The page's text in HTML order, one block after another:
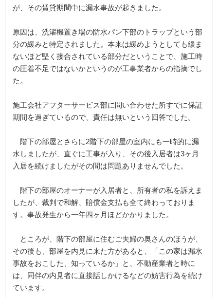
が、その賃貸期間中に漏水事故が起きました。
原因は、洗濯機置き場の防水パン下部のトラップという部
分の緩みと特定されました。本来は緩めようとしても緩ま
ないほど堅く接合されている部分だということで、施工時
の圧着不足ではないかというのが工事業者からの指摘でし
た。
施工会社アフターサービス部に問い合わせた所すでに保証
期間を過ぎているので、責任は無いという回答でした。
階下の部屋とさらに2階下の部屋の室内にも一時的に漏
水しましたが、直ぐに工事が入り、その後入居者は3ヶ月
入居を続けましたがその間は問題ありませんでした。
階下の部屋のオーナーが入居者と、所有者の私を訴えま
したが、裁判で和解、賠償金支払も全て終わっておりま
す。事故発生から一年四ヶ月ほどかかりました。
ところが、階下の部屋に住むご夫婦の奥さんのほうが、
その後も、部屋を内見に来た方があると、「この家は漏水
事故をおこした、知っているか」と、不動産業者と時に
は、同伴の内見者に直接話しかけるなどの妨害行為を続け
ています。